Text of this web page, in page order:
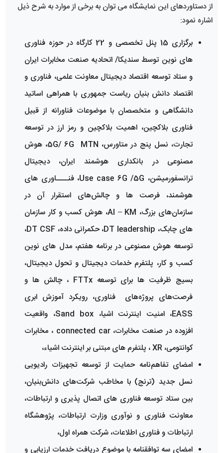
از دستاوردهای این نمایشگاه می توان به برخی از موارد به شرح ذیل
اشاره نمود:
برگزاری 15 پنل تخصصی و 22 کارگاه در حوزه فناوری
های نوین توسط سندیکا/ اتحادیه صنعت مخابرات ایران
و ستاد توسعه اقتصاد دیجیتال معاونت علمی، فناوری و
اقتصاد دانش بنیان ریاست جمهوری با همراهی اساتید
دانشگاهی و متخصصان با موضوعات فناورانه از قبیل
فناوری بلاکچین، اهمیت بلاکچین و رمز ارز در توسعه
تجارت، نسل پنج در متاورس، 5G/ 6G MTN، هوش
مصنوعی در بانکداری هوشمند ایران، دیجیتال
ترانسفورمیشن، Use case 6G /5G، فنــــاوری های
هوشمند، فرصت ها و چالش‌های استقرار آن در
سازمان‌های بزرگ، AI – KM، هوش کسب و کار سازمان
های چابک، DT leadership، حکمرانی داده، DT CSF،
توسعه هوش مصنوعی در برنامه هفتم، مدل های نوین
کسب و کار، پلتفرم خدمات دیجیتال و تحول دیجیتال،
بسیج ظرفیت ها برای توسعه FTTx ، چالش ها و
فرصت‌های پروژه‌های فناوری، رویکرد آموزش ابری
EASS، امنیت اینترنت اشیا، Sand box، واقعیت
افزوده در صنعت مخابرات، connected car ، مخابرات
کوانتومی، XR ، پلتفرم های مبتنی بر اینترنت اشیاء،
امضای تفاهم‌نامه حمایت از توسعه تجهیزات رادیویی
نسل جدید (ترنج) با مخاطب شرکت‌های ‌دانش‌بنیان،
بین ستاد توسعه فناوری های اتصال پذیری و ارتباطات،
معاونت فناوری و نوآوری وزارت ارتباطات، پژوهشگاه
ارتباطات و فناوری اطلاعات، شرکت همراه اول،
امضای سه توافقنامه با موضوع دریافت خدمات ارزیابی و